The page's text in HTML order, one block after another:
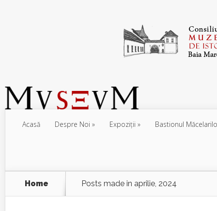
Acasă Despre Noi Expoziţii Bastionul
Home Posts made in aprilie, 2024